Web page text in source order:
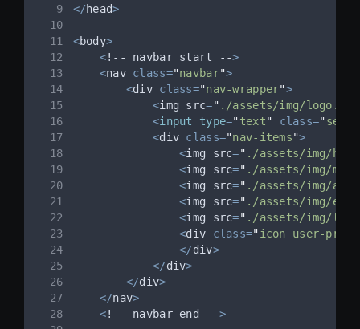
</head>
<body>
<! -- navbar start -->
<nav class="navbar">
<div class="nav-wrapper">
<img src=" ./assets/img/logo.png
<input type="text" class="
<div class="nav-items">
<img src=" ./assets/img/
<img src=" ./assets/img/
<img src=" ./assets/img/
<img src=" ./assets/img/
<img src=" ./assets/img/
<div class="icon user-
</div>
</div>
</div>
</nav>
<! -- navbar end -->